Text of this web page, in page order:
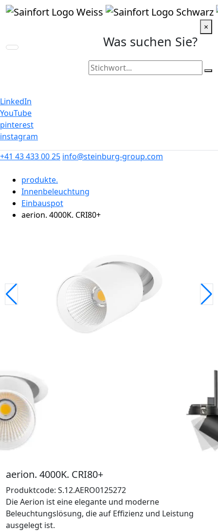
×
Was suchen Sie?
LinkedIn
YouTube
pinterest
instagram
+41 43 433 00 25 info@steinburg-group.com
produkte.
Innenbeleuchtung
Einbauspot
aerion. 4000K. CRI80+
aerion. 4000K. CRI80+
Produktcode: S.12.AERO0125272
Die Aerion ist eine elegante und moderne
Beleuchtungslösung, die auf Effizienz und Leistung
ausgelegt ist.